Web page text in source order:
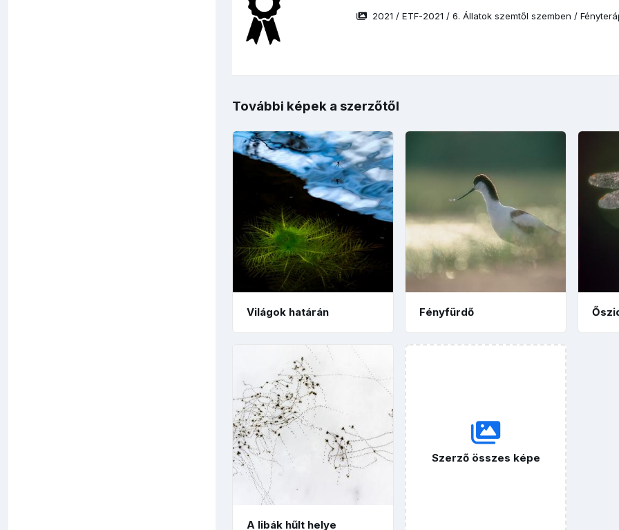
2021 / ETF-2021 / 6. Állatok szemtől szemben /
További képek a szerzőtől
Világok határán Fényfürdő
A libák hűlt helye
Szerző összes képe